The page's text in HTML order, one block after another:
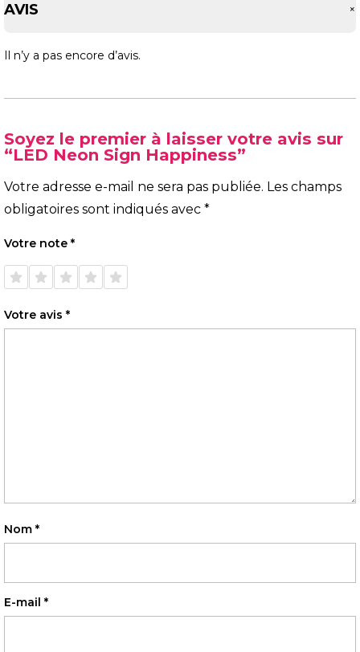
AVIS +
Il n’y a pas encore d’avis.
Soyez le premier à laisser votre avis sur
“LED Neon Sign Happiness”
Votre adresse e-mail ne sera pas publiée. Les champs
obligatoires sont indiqués avec *
Votre note *
1 étoile
sur 5
2 étoiles
sur 5
3 étoiles
sur 5
4 étoiles
sur 5
5 étoiles
sur 5
Votre avis *
Nom *
E-mail *